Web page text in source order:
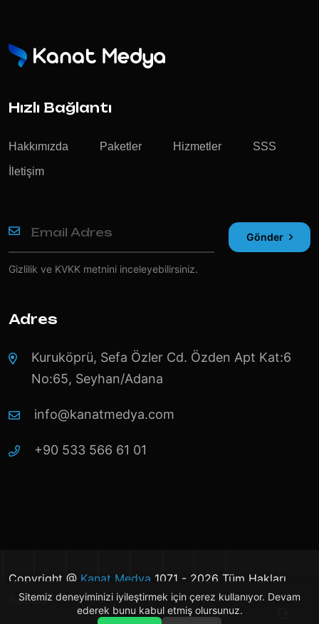
Hızlı Bağlantı
Hakkımızda Paketler Hizmetler SSS
İletişim
Gönder
Gizlilik ve KVKK metnini inceleyebilirsiniz.
Adres
Kuruköprü, Sefa Özler Cd. Özden Apt Kat:6
No:65, Seyhan/Adana
info@kanatmedya.com
+90 533 566 61 01
Copyright @ Kanat Medya 1071 - 2026 Tüm Hakları
Saklıdır
Sitemiz deneyiminizi iyileştirmek için çerez kullanıyor. Devam
ederek bunu kabul etmiş olursunuz.